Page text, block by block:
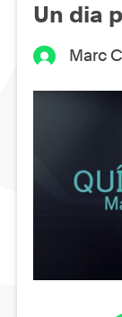
Un dia
Marc